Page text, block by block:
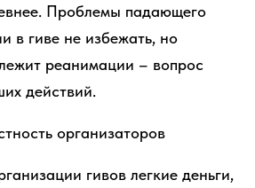
Проблемы падающего
в гиве не избежать, но
реанимации – вопрос
действий.
организаторов
гивов легкие деньги,